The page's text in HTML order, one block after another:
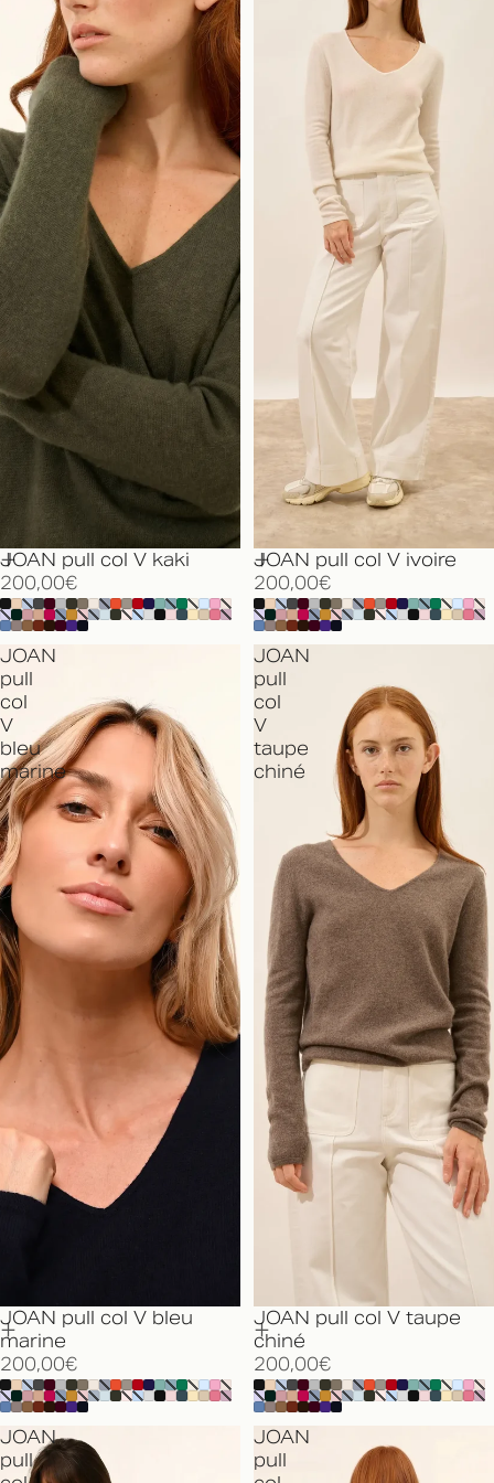
JOAN pull col V kaki
200,00€
JOAN pull col V ivoire
200,00€
JOAN
pull
col
V
bleu
marine
JOAN pull col V bleu
marine
200,00€
JOAN
pull
col
V
taupe
chiné
JOAN pull col V taupe
chiné
200,00€
JOAN
pull
JOAN
pull